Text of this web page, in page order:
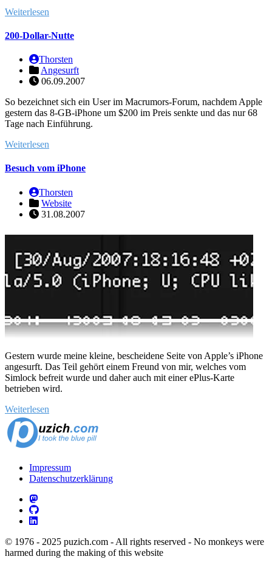
Weiterlesen
200-Dollar-Nutte
Thorsten
Angesurft
06.09.2007
So bezeichnet sich ein User im Macrumors-Forum, nachdem Apple
gestern das 8-GB-iPhone um $200 im Preis senkte und das nur 68
Tage nach Einführung.
Weiterlesen
Besuch vom iPhone
Thorsten
Website
31.08.2007
Gestern wurde meine kleine, bescheidene Seite von Apple’s iPhone
angesurft. Das Teil gehört einem Freund von mir, welches vom
Simlock befreit wurde und daher auch mit einer ePlus-Karte
betrieben wird.
Weiterlesen
Impressum
Datenschutzerklärung
© 1976 - 2025 puzich.com - All rights reserved - No monkeys were
harmed during the making of this website